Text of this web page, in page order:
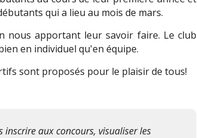
qui a lieu au mois de mars.
nous apportant leur savoir faire. Le club
en individuel qu'en équipe.
sont proposés pour le plaisir de tous!
inscrire aux concours, visualiser les